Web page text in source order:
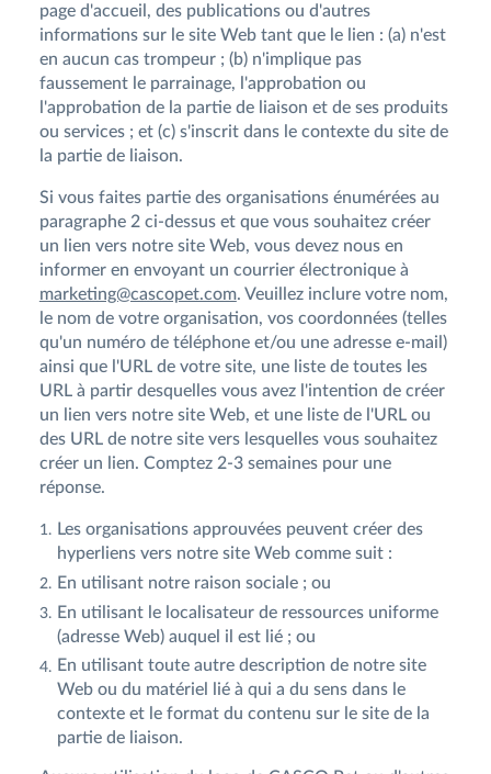
page d'accueil, des publications ou d'autres
informations sur le site Web tant que le lien : (a) n'est
en aucun cas trompeur ; (b) n'implique pas
faussement le parrainage, l'approbation ou
l'approbation de la partie de liaison et de ses produits
ou services ; et (c) s'inscrit dans le contexte du site de
la partie de liaison.
Si vous faites partie des organisations énumérées au
paragraphe 2 ci-dessus et que vous souhaitez créer
un lien vers notre site Web, vous devez nous en
informer en envoyant un courrier électronique à
marketing@cascopet.com. Veuillez inclure votre nom,
le nom de votre organisation, vos coordonnées (telles
qu'un numéro de téléphone et/ou une adresse e-mail)
ainsi que l'URL de votre site, une liste de toutes les
URL à partir desquelles vous avez l'intention de créer
un lien vers notre site Web, et une liste de l'URL ou
des URL de notre site vers lesquelles vous souhaitez
créer un lien. Comptez 2-3 semaines pour une
réponse.
Les organisations approuvées peuvent créer des
hyperliens vers notre site Web comme suit :
En utilisant notre raison sociale ; ou
En utilisant le localisateur de ressources uniforme
(adresse Web) auquel il est lié ; ou
En utilisant toute autre description de notre site
Web ou du matériel lié à qui a du sens dans le
contexte et le format du contenu sur le site de la
partie de liaison.